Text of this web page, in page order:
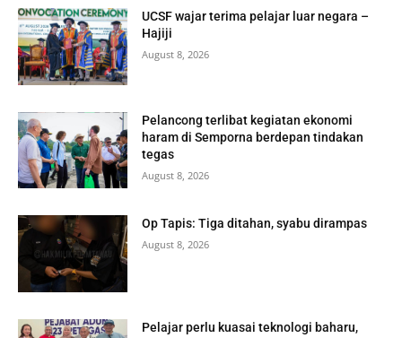
UCSF wajar terima pelajar luar negara –
Hajiji
August 8, 2026
Pelancong terlibat kegiatan ekonomi
haram di Semporna berdepan tindakan
tegas
August 8, 2026
Op Tapis: Tiga ditahan, syabu dirampas
August 8, 2026
Pelajar perlu kuasai teknologi baharu,